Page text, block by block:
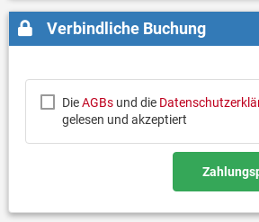
Verbindliche Buchung
DieAGBsund die
gelesen und akzeptiert